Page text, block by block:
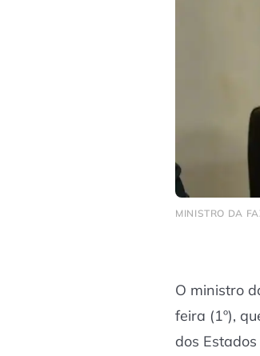
MINISTRO DA
O ministro
feira (1º),
dos